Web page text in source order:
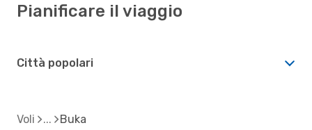
Pianificare il viaggio
Città popolari
Voli Buka